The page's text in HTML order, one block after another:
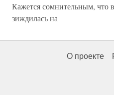
Кажется сомнительным, что
зиждилась на
О проекте